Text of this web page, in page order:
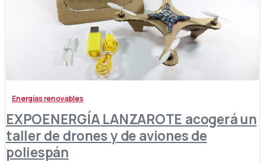
Energías renovables
EXPOENERGÍA LANZAROTE acogerá un
taller de drones y de aviones de
poliespán